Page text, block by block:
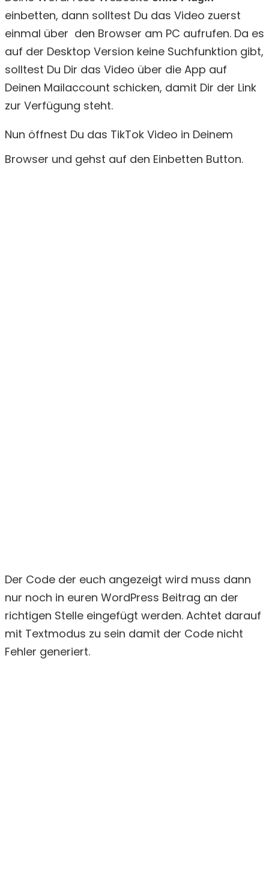
einbetten, dann solltest Du das Video zuerst
einmal über den Browser am PC aufrufen. Da es
auf der Desktop Version keine Suchfunktion gibt,
solltest Du Dir das Video über die App auf
Deinen Mailaccount schicken, damit Dir der Link
zur Verfügung steht.
Nun öffnest Du das TikTok Video in Deinem
Browser und gehst auf den Einbetten Button.
Der Code der euch angezeigt wird muss dann
nur noch in euren WordPress Beitrag an der
richtigen Stelle eingefügt werden. Achtet darauf
mit Textmodus zu sein damit der Code nicht
Fehler generiert.